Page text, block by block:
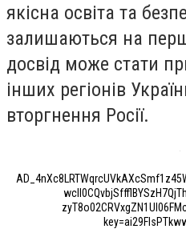
якісна освіта та
залишаються на
досвід може стати
інших регіонів
вторгнення Росії.